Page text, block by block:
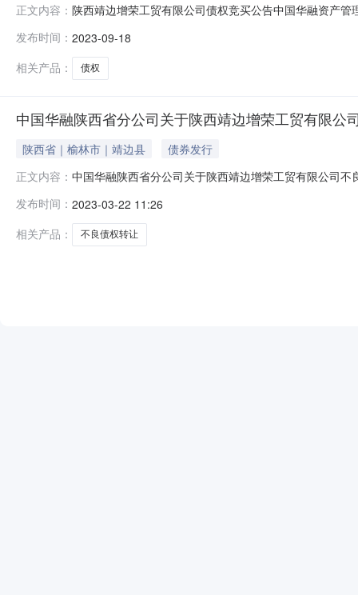
正文内容： 陕西靖边增荣工贸有限公司债权竞买公告中国华融资产
权基准日2023年8月31日，债权本金1,996.85万元，利
发布时间： 2023-09-18
相关产品：
债权
中国华融陕西省分公司关于陕西靖边增荣工贸有限公
陕西省｜榆林市｜靖边县
债券发行
正文内容： 中国华融陕西省分公司关于陕西靖边增荣工贸有限公司
称：陕西增荣工贸集团有限公司）的债权，截止债权基
发布时间： 2023-03-22 11:26
相关产品：
不良债权转让